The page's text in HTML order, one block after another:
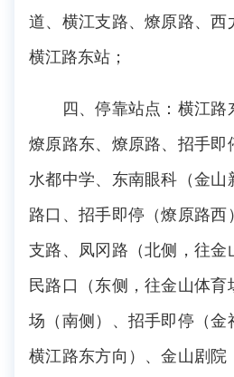
道、横江支路、燎原路、西
横江路东站；
四、停靠站点：横江路
燎原路东、燎原路、招手即
水都中学、东南眼科（金山
路口、招手即停（燎原路西
支路、凤冈路（北侧，往金
民路口（东侧，往金山体育
场（南侧）、招手即停（金
横江路东方向）、金山剧院